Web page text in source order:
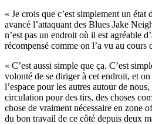
« Je crois que c’est simplement un état
avancé l’attaquant des Blues Jake
n’est pas un endroit où il est agréable
récompensé comme on l’a vu au cours
« C’est aussi simple que ça. C’est
volonté de se diriger à cet endroit, et
l’espace pour les autres autour de
circulation pour des tirs, des choses
chose de vraiment nécessaire en zone
du bon travail de ce côté depuis deux